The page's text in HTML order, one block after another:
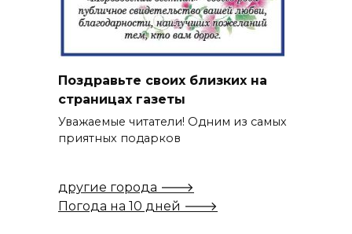
Поздравьте своих близких на
страницах газеты
Уважаемые читатели! Одним из самых
приятных подарков
другие города 🡒
Погода на 10 дней 🡒